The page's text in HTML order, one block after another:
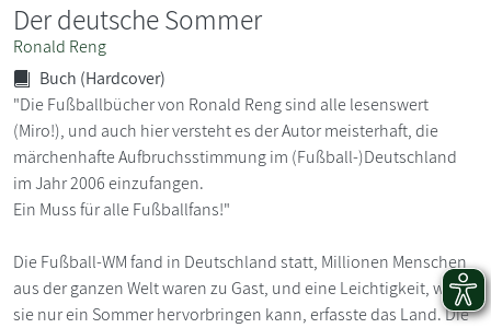
Der deutsche Sommer
Ronald Reng
Buch (Hardcover)
"Die Fußballbücher von Ronald Reng sind alle lesenswert
(Miro!), und auch hier versteht es der Autor meisterhaft, die
märchenhafte Aufbruchsstimmung im (Fußball-)Deutschland
im Jahr 2006 einzufangen.
Ein Muss für alle Fußballfans!"
Die Fußball-WM fand in Deutschland statt, Millionen Menschen
aus der ganzen Welt waren zu Gast, und eine Leichtigkeit, wie
sie nur ein Sommer hervorbringen kann, erfasste das Land. Die